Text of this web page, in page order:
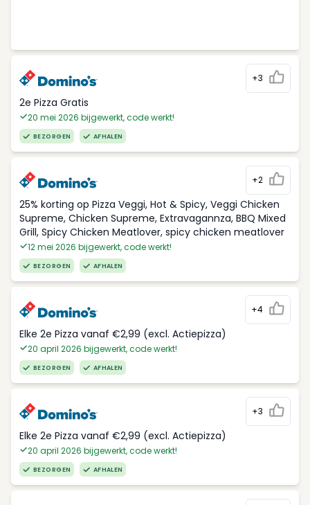
+3
2e Pizza Gratis
20 mei 2026 bijgewerkt, code werkt!
BEZORGEN AFHALEN
+2
25% korting op Pizza Veggi, Hot & Spicy, Veggi Chicken
Supreme, Chicken Supreme, Extravagannza, BBQ Mixed
Grill, Spicy Chicken Meatlover, spicy chicken meatlover
12 mei 2026 bijgewerkt, code werkt!
BEZORGEN AFHALEN
+4
Elke 2e Pizza vanaf €2,99 (excl. Actiepizza)
20 april 2026 bijgewerkt, code werkt!
BEZORGEN AFHALEN
+3
Elke 2e Pizza vanaf €2,99 (excl. Actiepizza)
20 april 2026 bijgewerkt, code werkt!
BEZORGEN AFHALEN